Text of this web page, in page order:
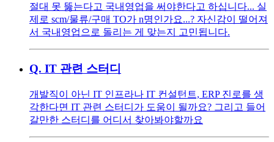
절대 못 뚫는다고 국내영업을 써야한다고 하십니다... 실
제로 scm/물류/구매 TO가 n명인가요...? 자신감이 떨어져
서 국내영업으로 돌리는 게 맞는지 고민됩니다.
Q. IT 관련 스터디
개발직이 아닌 IT 인프라나 IT 컨설턴트, ERP 진로를 생
각한다면 IT 관련 스터디가 도움이 될까요? 그리고 들어
갈만한 스터디를 어디서 찾아봐야할까요